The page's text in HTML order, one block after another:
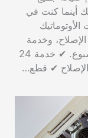
يصلك أينما كنت في
وخدمة
منزلية على مدار 24 ساعة طوال أيام الأسبوع. ✔ خدمة 24
✔ قطع…